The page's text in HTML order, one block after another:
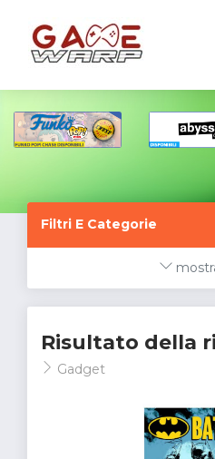
Filtri E Categorie
Risultato della
Gadget